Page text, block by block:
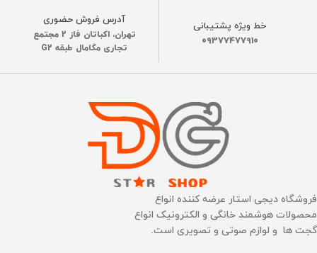
قدرت مکش موتور
زمان شارژ
قدرت مکش موتور
ظرفیت باتری
5200 میلی آمپر
عملکرد باطری
خط ویژه پشتیبانی
09377477910
آدرس فروش حضوری
تهران، اکباتان فاز 2 مجتمع
تجاری مگامال طبقه G2
فروشگاه دیجی استار عرضه کننده انواع
محصولات هوشمند خانگی و الکترونیک انواع
گجت ها و لوازم صوتی و تصویری است.